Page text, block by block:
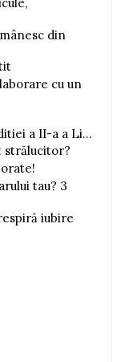
din
cu un
a II-a a Li...
strălucitor?
tau? 3
iubire